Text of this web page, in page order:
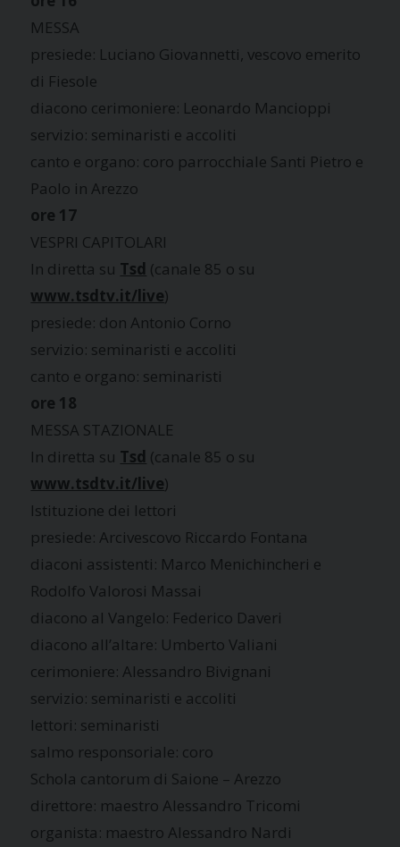
MESSA
presiede: Luciano Giovannetti, vescovo emerito
di Fiesole
diacono cerimoniere: Leonardo Mancioppi
servizio: seminaristi e accoliti
canto e organo: coro parrocchiale Santi Pietro e
Paolo in Arezzo
ore 17
VESPRI CAPITOLARI
In diretta su Tsd (canale 85 o su
www.tsdtv.it/live)
presiede: don Antonio Corno
servizio: seminaristi e accoliti
canto e organo: seminaristi
ore 18
MESSA STAZIONALE
In diretta su Tsd (canale 85 o su
www.tsdtv.it/live)
Istituzione dei lettori
presiede: Arcivescovo Riccardo Fontana
diaconi assistenti: Marco Menichincheri e
Rodolfo Valorosi Massai
diacono al Vangelo: Federico Daveri
diacono all’altare: Umberto Valiani
cerimoniere: Alessandro Bivignani
servizio: seminaristi e accoliti
lettori: seminaristi
salmo responsoriale: coro
Schola cantorum di Saione – Arezzo
direttore: maestro Alessandro Tricomi
organista: maestro Alessandro Nardi